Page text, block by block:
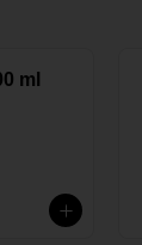
ml